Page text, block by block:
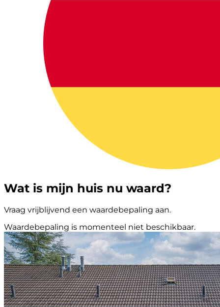
Wat is mijn huis nu waard?
Vraag vrijblijvend een waardebepaling aan.
Waardebepaling is momenteel niet beschikbaar.